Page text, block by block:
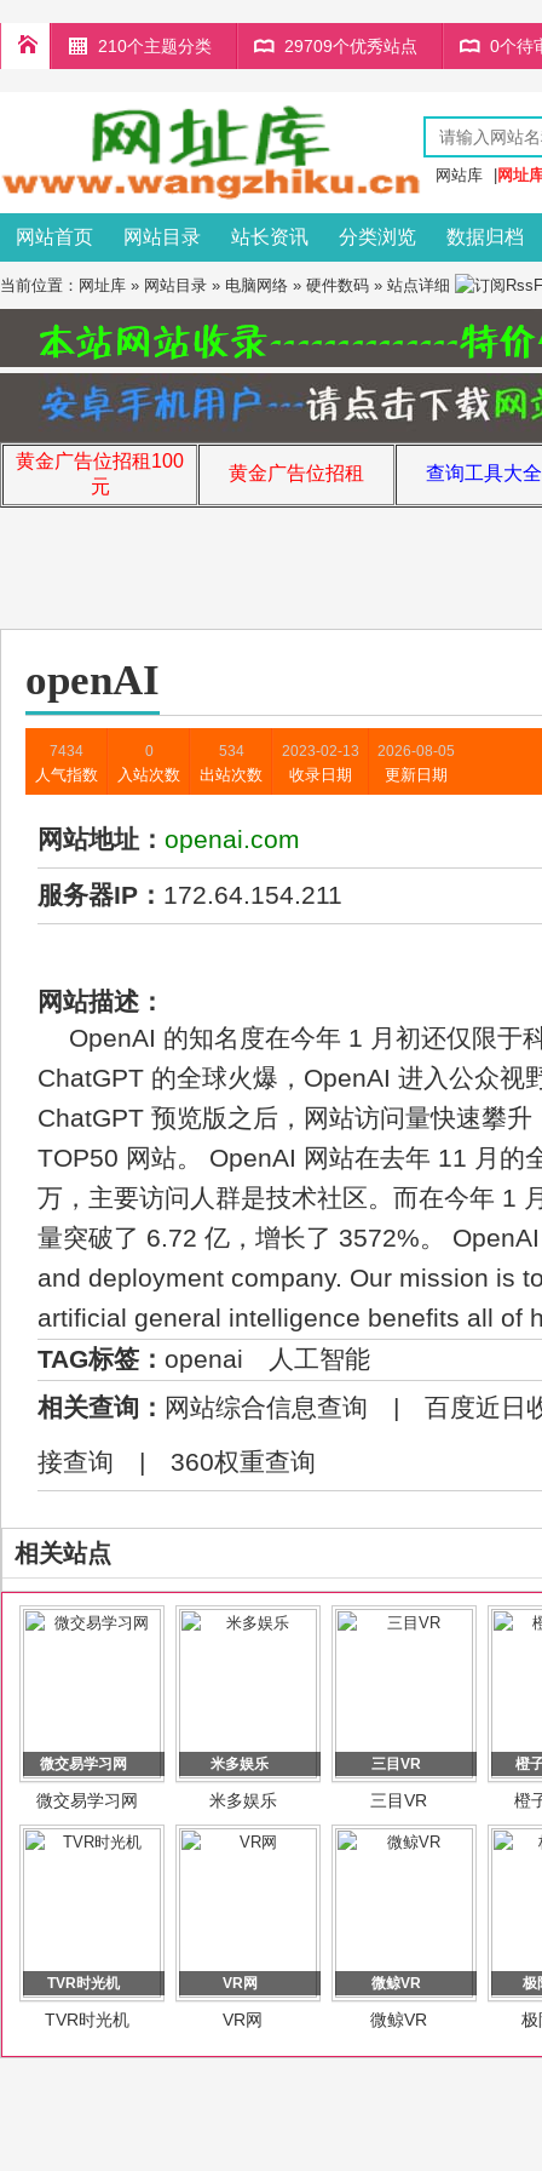
210个主题分类 29709个优秀站点 0个待
网站库 网址
网站首页 网站目录 站长资讯 分类浏览 数据归档
当前位置： 网址库 » 网站目录 » 电脑网络 » 硬件数码 » 站点详细
黄金广告位招租100
元
黄金广告位招租 查询工具大
openAI
7434
人气指数
0
入站次数
534
出站次数
2023-02-13
收录日期
2026-08-05
更新日期
网站地址： openai.com
服务器IP： 172.64.154.211
网站描述：
OpenAI 的知名度在今年 1 月初还仅限于
ChatGPT 的全球火爆，OpenAI 进入公众视
ChatGPT 预览版之后，网站访问量快速攀
TOP50 网站。 OpenAI 网站在去年 11 月的
万，主要访问人群是技术社区。而在今年 1
量突破了 6.72 亿，增长了 3572%。
and deployment company. Our mission is
artificial general intelligence benefits all of
TAG标签： openai
人工智能
相关查询： 网站综合信息查询 | 百度近日
接查询 | 360权重查询
相关站点
微交易学习网
微交易学习网
米多娱乐
米多娱乐
三目VR
三目VR
橙
橙
TVR时光机
TVR时光机
VR网
VR网
微鲸VR
微鲸VR
极
极